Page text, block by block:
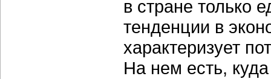
в стране только
тенденции в
характеризует
На нем есть,